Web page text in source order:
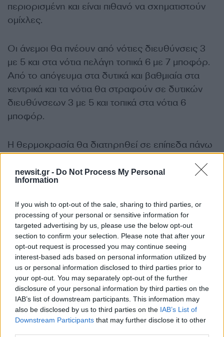
newsit.gr - Do Not Process My Personal
Information
If you wish to opt-out of the sale, sharing to third parties, or
processing of your personal or sensitive information for
targeted advertising by us, please use the below opt-out
section to confirm your selection. Please note that after your
opt-out request is processed you may continue seeing
interest-based ads based on personal information utilized by
us or personal information disclosed to third parties prior to
your opt-out. You may separately opt-out of the further
disclosure of your personal information by third parties on the
IAB’s list of downstream participants. This information may
also be disclosed by us to third parties on the IAB’s List of
Downstream Participants that may further disclose it to other
περιορισμένη και είναι πιθανό να σχηματιστούν
ομίχλες.
Οι άνεμοι θα πνέουν από νότιες διευθύνσεις 3
με 5 και στα νότια πελάγη τοπικά 6 με 7 μποφόρ.
Από το απόγευμα στα δυτικά και βαθμιαία στα
κεντρικά και τα νότια θα στραφούν σε δυτικών
διευθύνσεων 3 με 5 και τοπικά στα νότια 6
μποφόρ.
Η θερμοκρασία θα διατηρηθεί σε επίπεδα πάνω
περισσότερες περιοχές τους 26 με 28 βαθμούς,
κατά τόπους στα ηπειρωτικά τους 29 με 30 και
στην Κρήτη τους 31 με 32 βαθμούς Κελσίου.
Ο καιρός την Τρίτη 12 Μαΐου
Γενικά αίθριος καιρός σε όλη τη χώρα και μόνο
στα βόρεια ηπειρωτικά τις μεσημβρινές –
απογευματινές ώρες θα αναπτυχθούν
πρόσκαιρες νεφώσεις και θα σημειωθούν
τοπικές βροχές ή όμβροι κυρίως στα ορεινά.